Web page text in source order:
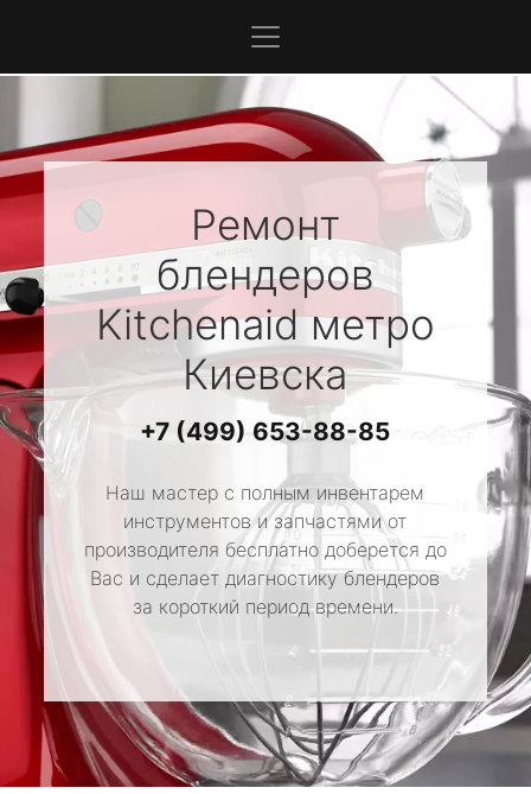
Ремонт
блендеров
Kitchenaidметро
Киевска
+7 (499) 653-88-85
Наш мастер с полным инвентарем
инструментов и запчастями от
производителя бесплатно доберется до
Вас и сделает диагностику блендеров
за короткий период времени.